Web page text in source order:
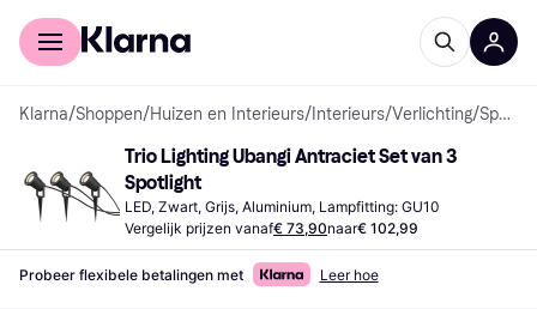
Voor shoppers
Klarna/Shoppen/Huizen en Interieurs/ Interieurs/Verlichting/ Spotlights
Trio Lighting Ubangi Antraciet Set van 3
Spotlight
LED, Zwart, Grijs, Aluminium, Lampfitting: GU10
Vergelijk prijzen vanaf€ 73,90naar€ 102,99
Probeer flexibele betalingen met Leer hoe